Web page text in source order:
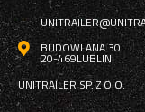
BUDOWLANA 30
20-469LUBLIN
UNITRAILER SP. Z O.O.